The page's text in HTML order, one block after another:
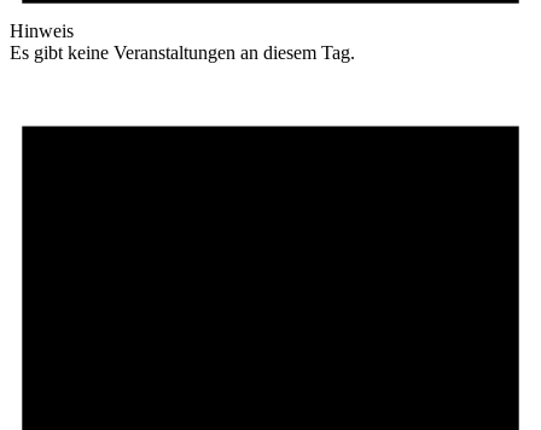
Hinweis
Es gibt keine Veranstaltungen an diesem Tag.